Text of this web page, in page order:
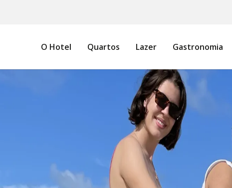
O Hotel Quartos Lazer Gastronomia